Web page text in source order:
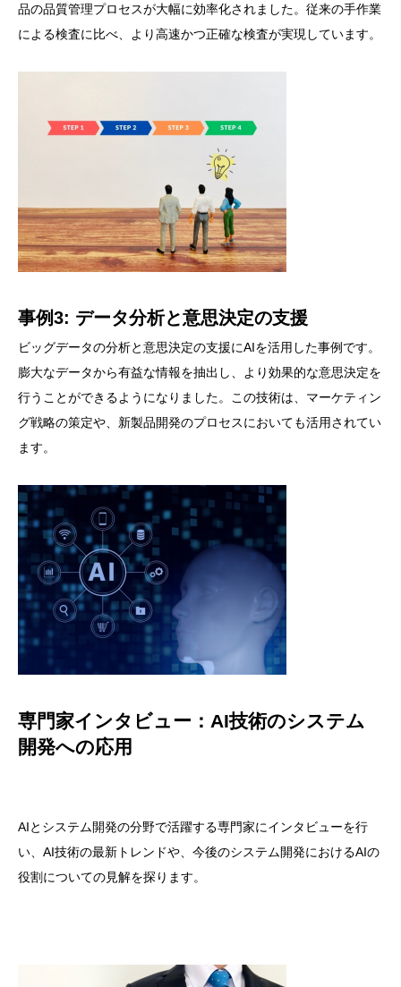
品の品質管理プロセスが大幅に効率化されました。従来の手作業
による検査に比べ、より高速かつ正確な検査が実現しています。
事例3: データ分析と意思決定の支援
ビッグデータの分析と意思決定の支援にAIを活用した事例です。
膨大なデータから有益な情報を抽出し、より効果的な意思決定を
行うことができるようになりました。この技術は、マーケティン
グ戦略の策定や、新製品開発のプロセスにおいても活用されてい
ます。
専門家インタビュー：AI技術のシステム
開発への応用
AIとシステム開発の分野で活躍する専門家にインタビューを行
い、AI技術の最新トレンドや、今後のシステム開発におけるAIの
役割についての見解を探ります。